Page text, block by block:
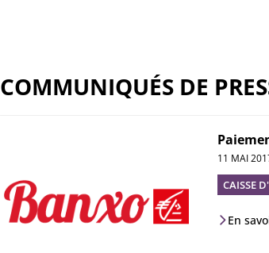
COMMUNIQUÉS DE
11 MAI
CAISSE
En